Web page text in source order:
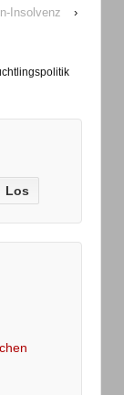
Insolvenz ›